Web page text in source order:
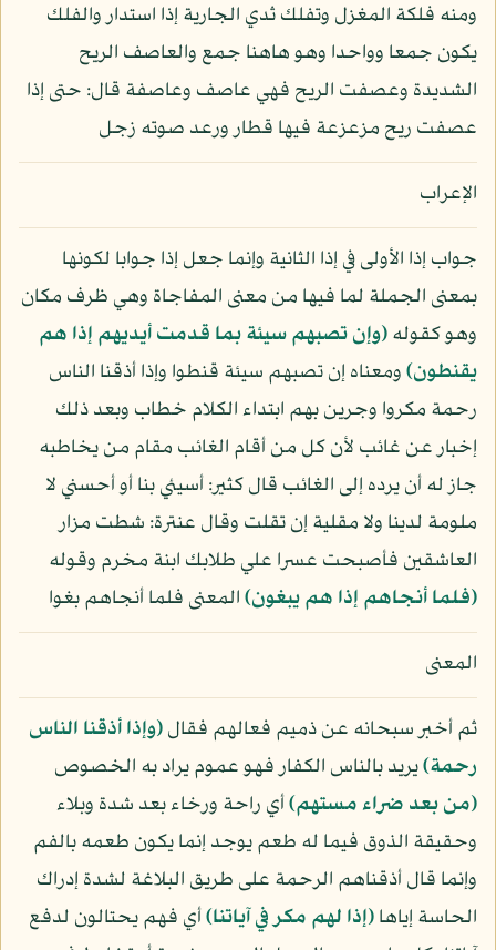
ومنه فلكة المغزل وتفلك ثدي الجارية إذا استدار والفلك
يكون جمعا وواحدا وهو هاهنا جمع والعاصف الريح
الشديدة وعصفت الريح فهي عاصف وعاصفة قال: حتى إذا
عصفت ريح مزعزعة فيها قطار ورعد صوته زجل
الإعراب
جواب إذا الأولى في إذا الثانية وإنما جعل إذا جوابا لكونها
بمعنى الجملة لما فيها من معنى المفاجاة وهي ظرف مكان
وهو كقوله﴿وإن تصبهم سيئة بما قدمت أيديهم إذا هم
يقنطون﴾ومعناه إن تصبهم سيئة قنطوا وإذا أذقنا الناس
رحمة مكروا وجرين بهم ابتداء الكلام خطاب وبعد ذلك
إخبار عن غائب لأن كل من أقام الغائب مقام من يخاطبه
جاز له أن يرده إلى الغائب قال كثير: أسيئي بنا أو أحسني لا
ملومة لدينا ولا مقلية إن تقلت وقال عنترة: شطت مزار
العاشقين فأصبحت عسرا علي طلابك ابنة مخرم وقوله
﴿فلما أنجاهم إذا هم يبغون﴾المعنى فلما أنجاهم بغوا
المعنى
ثم أخبر سبحانه عن ذميم فعالهم فقال﴿وإذا أذقنا الناس
رحمة﴾يريد بالناس الكفار فهو عموم يراد به الخصوص
﴿من بعد ضراء مستهم﴾أي راحة ورخاء بعد شدة وبلاء
وحقيقة الذوق فيما له طعم يوجد إنما يكون طعمه بالفم
وإنما قال أذقناهم الرحمة على طريق البلاغة لشدة إدراك
الحاسة إياها﴿إذا لهم مكر في آياتنا﴾أي فهم يحتالون لدفع